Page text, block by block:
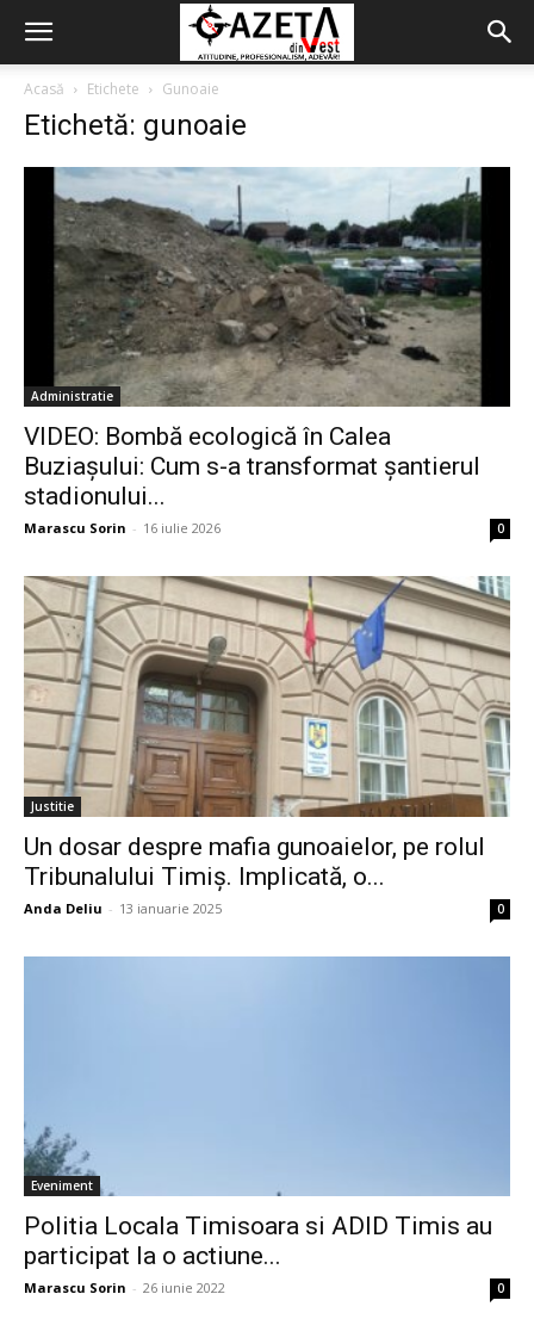
Acasă Etichete Gunoaie
Etichetă: gunoaie
Administratie
VIDEO: Bombă ecologică în Calea
Buziașului: Cum s-a transformat șantierul
stadionului...
Marascu Sorin - 16 iulie 2026 0
Justitie
Un dosar despre mafia gunoaielor, pe rolul
Tribunalului Timiș. Implicată, o...
Anda Deliu - 13 ianuarie 2025 0
Eveniment
Politia Locala Timisoara si ADID Timis au
participat la o actiune...
Marascu Sorin - 26 iunie 2022 0